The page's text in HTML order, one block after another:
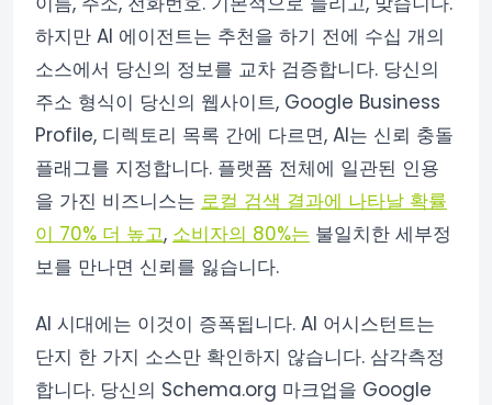
하지만 AI 에이전트는 추천을 하기 전에 수십 개의
소스에서 당신의 정보를 교차 검증합니다. 당신의
주소 형식이 당신의 웹사이트, Google Business
Profile, 디렉토리 목록 간에 다르면, AI는 신뢰 충돌
플래그를 지정합니다. 플랫폼 전체에 일관된 인용
을 가진 비즈니스는 로컬 검색 결과에 나타날 확률
이 70% 더 높고, 소비자의 80%는 불일치한 세부정
보를 만나면 신뢰를 잃습니다.
AI 시대에는 이것이 증폭됩니다. AI 어시스턴트는
단지 한 가지 소스만 확인하지 않습니다. 삼각측정
합니다. 당신의 Schema.org 마크업을 Google